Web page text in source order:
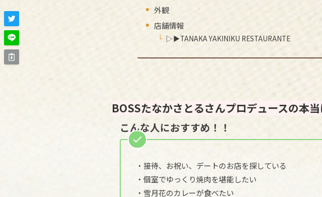
外観
店舗情報
▷▶︎TANAKA YAKINIKU RESTAURANTE
BOSSたなかさとるさんプロデュースの本
こんな人におすすめ！！
・接待、お祝い、デートのお店を探している
・個室でゆっくり焼肉を堪能したい
・雪月花のカレーが食べたい